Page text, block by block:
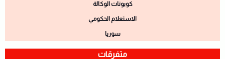
كوبونات الوكالة
الاستعلام الحكومي
سوريا
متفرقات